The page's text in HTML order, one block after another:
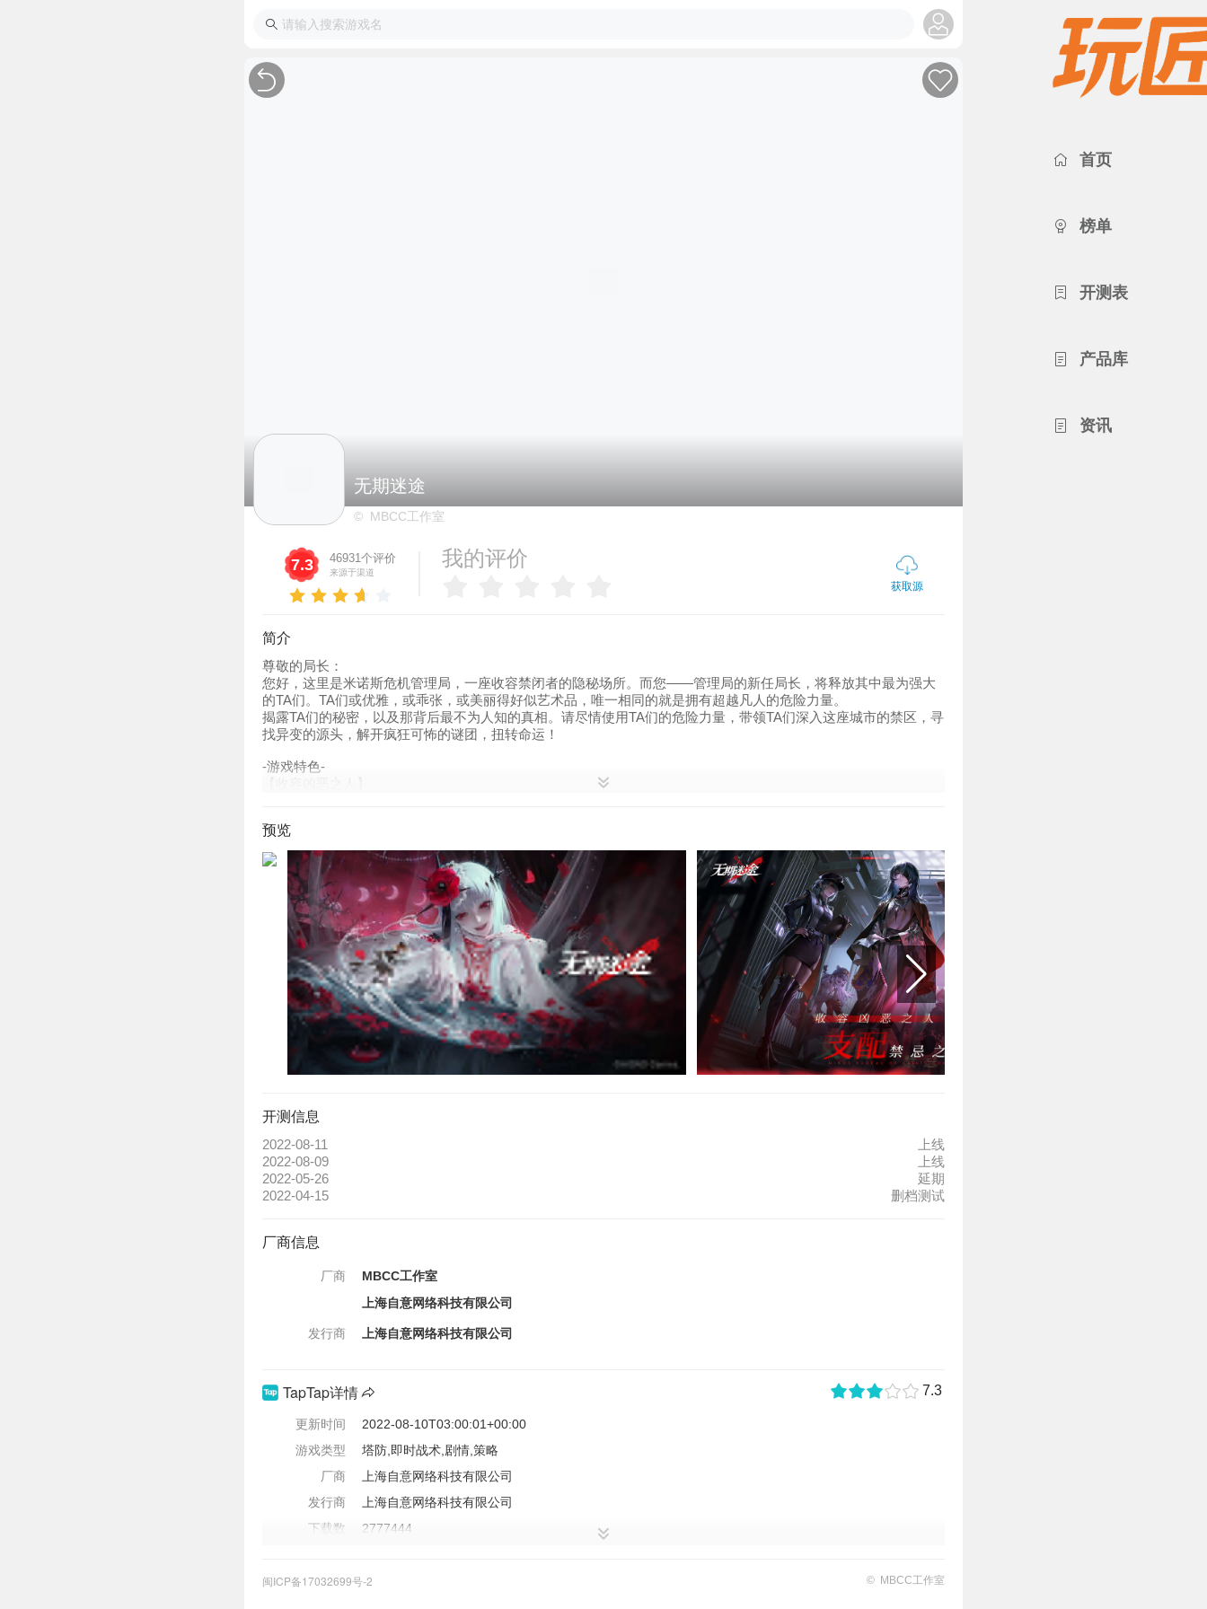
无期迷途
© MBCC工作室
7.3 46931个评价
来源于渠道
我的评价
获取源
简介
尊敬的局长：
您好，这里是米诺斯危机管理局，一座收容禁闭者的隐秘场所。而您——管理局的新任局长，将释放其中最为强大
的TA们。TA们或优雅，或乖张，或美丽得好似艺术品，唯一相同的就是拥有超越凡人的危险力量。
揭露TA们的秘密，以及那背后最不为人知的真相。请尽情使用TA们的危险力量，带领TA们深入这座城市的禁区，寻
找异变的源头，解开疯狂可怖的谜团，扭转命运！
-游戏特色-
变的根源，为人类文明寻找存续的希望。
【未知陨星降临】
未知的陨星从天外降临，带来的却并非恩赐，而是苦难的初始。它的到来诱发了神秘的异变，使得名为【黑环】的
区域如同死亡的花朵绽放在这片大地，而接触者几乎全都失去了意识，异变为扭曲的怪物。那些暂时还未异变的
人，则获得了常人无法比拟的力量，TA们即是【禁闭者】。
【调查异能狂徒】
哪怕已与TA们并肩作战，但事实上，你并不知道关于TA们的过往。那些TA们未知的过去，以及无人了解的真相，都
在等待着你来将其一一揭晓。是时候履行身为局长的职责了——调查禁闭者们，挖掘出那些被隐瞒的故事吧。在那
背后，也许还暗藏着你想得知的，有关这个世界的真相。
预览
开测信息
2022-08-11
上线
2022-08-09
上线
2022-05-26
延期
2022-04-15
删档测试
厂商信息
厂商
MBCC工作室
上海自意网络科技有限公司
发行商 上海自意网络科技有限公司
TapTap详情 7.3
更新时间
2022-08-10T03:00:01+00:00
游戏类型
塔防,即时战术,剧情,策略
厂商
上海自意网络科技有限公司
发行商
上海自意网络科技有限公司
下载数
2777444
更新内容
■「浮世剧院」主题活动限时开启，活动期间参与【步入舞台】、【盛装返场】活动关卡、通过完成【观
闽ICP备17032699号-2 © MBCC工作室
首页
榜单
开测表
产品库
资讯